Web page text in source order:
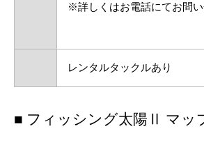
※詳しくはお電話にてお問い
レンタルタックルあり
■ フィッシング太陽Ⅱ マッ